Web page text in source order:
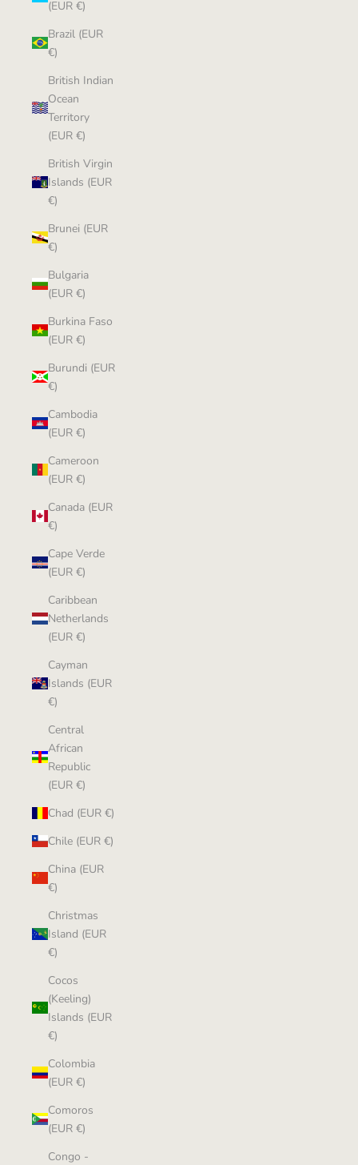
(EUR €)
Brazil (EUR
€)
British Indian
Ocean
Territory
(EUR €)
British Virgin
Islands (EUR
€)
Brunei (EUR
€)
Bulgaria
(EUR €)
Burkina Faso
(EUR €)
Burundi (EUR
€)
Cambodia
(EUR €)
Cameroon
(EUR €)
Canada (EUR
€)
Cape Verde
(EUR €)
Caribbean
Netherlands
(EUR €)
Cayman
Islands (EUR
€)
Central
African
Republic
(EUR €)
Chad (EUR €)
Chile (EUR €)
China (EUR
€)
Christmas
Island (EUR
€)
Cocos
(Keeling)
Islands (EUR
€)
Colombia
(EUR €)
Comoros
(EUR €)
Congo -